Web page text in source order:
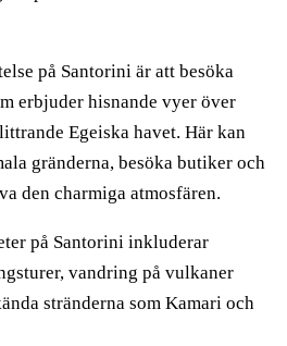
på Santorini är att besöka
erbjuder hisnande vyer över
Egeiska havet. Här kan
gränderna, besöka butiker och
den charmiga atmosfären.
på Santorini inkluderar
vandring på vulkaner
stränderna som Kamari och